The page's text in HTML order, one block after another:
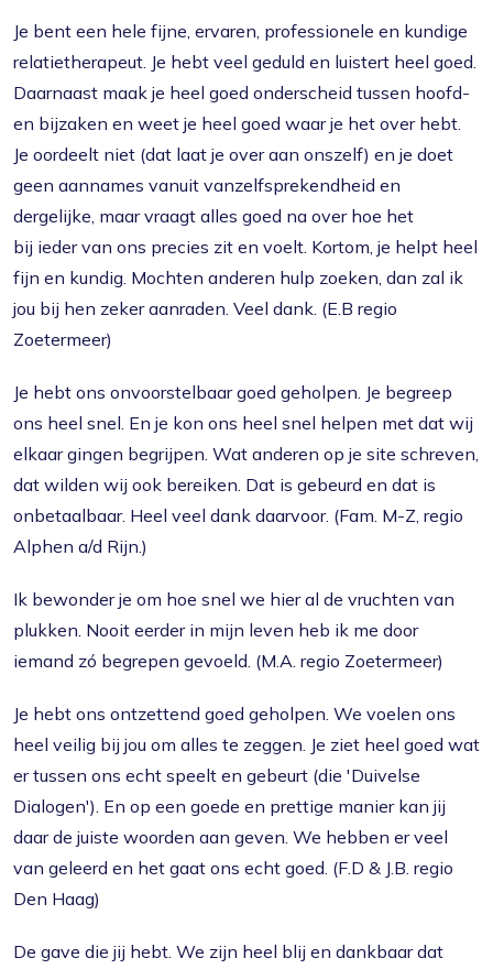
Je bent een hele fijne, ervaren, professionele en kundige
relatietherapeut. Je hebt veel geduld en luistert heel goed.
Daarnaast maak je heel goed onderscheid tussen hoofd-
en bijzaken en weet je heel goed waar je het over hebt.
Je oordeelt niet (dat laat je over aan onszelf) en je doet
geen aannames vanuit vanzelfsprekendheid en
dergelijke, maar vraagt alles goed na over hoe het
bij ieder van ons precies zit en voelt. Kortom, je helpt heel
fijn en kundig. Mochten anderen hulp zoeken, dan zal ik
jou bij hen zeker aanraden. Veel dank. (E.B regio
Zoetermeer)
Je hebt ons onvoorstelbaar goed geholpen. Je begreep
ons heel snel. En je kon ons heel snel helpen met dat wij
elkaar gingen begrijpen. Wat anderen op je site schreven,
dat wilden wij ook bereiken. Dat is gebeurd en dat is
onbetaalbaar. Heel veel dank daarvoor. (Fam. M-Z, regio
Alphen a/d Rijn.)
Ik bewonder je om hoe snel we hier al de vruchten van
plukken. Nooit eerder in mijn leven heb ik me door
iemand zó begrepen gevoeld. (M.A. regio Zoetermeer)
Je hebt ons ontzettend goed geholpen. We voelen ons
heel veilig bij jou om alles te zeggen. Je ziet heel goed wat
er tussen ons echt speelt en gebeurt (die 'Duivelse
Dialogen'). En op een goede en prettige manier kan jij
daar de juiste woorden aan geven. We hebben er veel
van geleerd en het gaat ons echt goed. (F.D & J.B. regio
Den Haag)
De gave die jij hebt. We zijn heel blij en dankbaar dat